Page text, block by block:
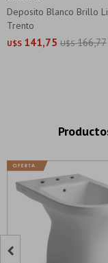
Deposito Blanco Brillo
Trento
U$S 141,75 U$S 166,77
